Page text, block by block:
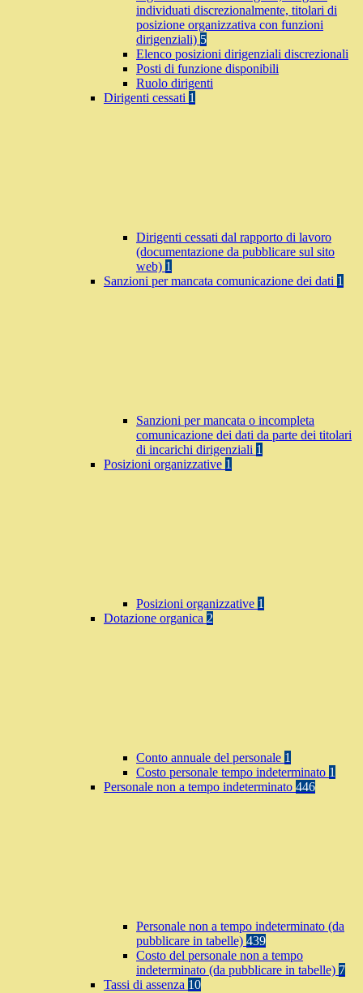
individuati discrezionalmente, titolari di
posizione organizzativa con funzioni
dirigenziali) 5
Elenco posizioni dirigenziali discrezionali
Posti di funzione disponibili
Ruolo dirigenti
Dirigenti cessati 1
Dirigenti cessati dal rapporto di lavoro
(documentazione da pubblicare sul sito
web) 1
Sanzioni per mancata comunicazione dei dati 1
Sanzioni per mancata o incompleta
comunicazione dei dati da parte dei titolari
di incarichi dirigenziali 1
Posizioni organizzative 1
Posizioni organizzative 1
Dotazione organica 2
Conto annuale del personale 1
Costo personale tempo indeterminato 1
Personale non a tempo indeterminato 446
Personale non a tempo indeterminato (da
pubblicare in tabelle) 439
Costo del personale non a tempo
indeterminato (da pubblicare in tabelle) 7
Tassi di assenza 10